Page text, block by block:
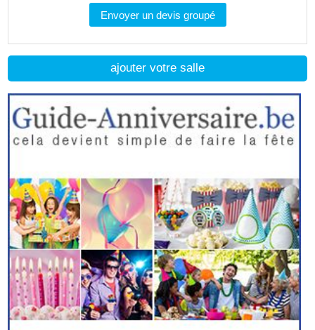
ajouter votre salle
Envoyer un devis groupé